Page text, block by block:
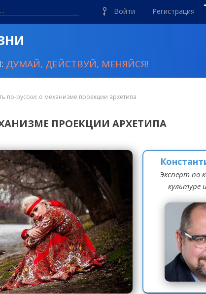
Войти Регистрация
ДУМАЙ, ДЕЙСТВУЙ, МЕНЯЙСЯ!
по-русски: о механизме проекции архетипа
ПРОЕКЦИИ АРХЕТИПА
Эксперт по
культуре